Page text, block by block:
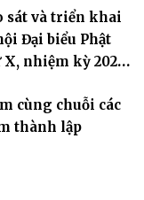
sát và triển khai
Đại biểu Phật
nhiệm kỳ 2026-
cùng chuỗi các
thành lập